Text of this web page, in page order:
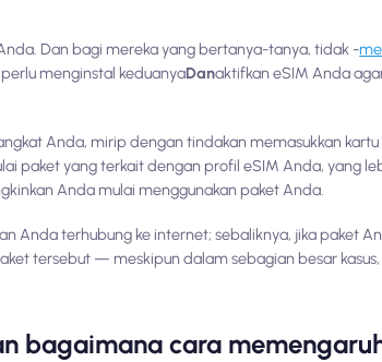
Dan bagi mereka yang bertanya-tanya, tidak -
menginstal keduanyaDanaktifkan eSIM Anda
Anda, mirip dengan tindakan memasukkan kartu
paket yang terkait dengan profil eSIM Anda, yang
Anda mulai menggunakan paket Anda.
Anda terhubung ke internet; sebaliknya, jika paket
tersebut — meskipun dalam sebagian besar kasus,
bagaimana cara